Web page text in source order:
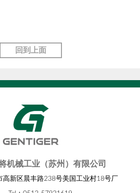
回到上面
机械工业（苏州）有限公司
高新区晨丰路238号美国工业村18号厂